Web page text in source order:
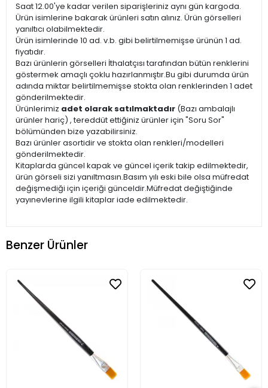
Saat 12.00'ye kadar verilen siparişleriniz aynı gün kargoda.
Ürün isimlerine bakarak ürünleri satın alınız. Ürün görselleri
yanıltıcı olabilmektedir.
Ürün isimlerinde 10 ad. v.b. gibi belirtilmemişse ürünün 1 ad.
fiyatıdır.
Bazı ürünlerin görselleri İthalatçısı tarafından bütün renklerini
göstermek amaçlı çoklu hazırlanmıştır.Bu gibi durumda ürün
adında miktar belirtilmemişse stokta olan renklerinden 1 adet
gönderilmektedir.
Ürünlerimiz adet olarak satılmaktadır (Bazı ambalajlı
ürünler hariç) , tereddüt ettiğiniz ürünler için "Soru Sor"
bölümünden bize yazabilirsiniz.
Bazı ürünler asortidir ve stokta olan renkleri/modelleri
gönderilmektedir.
Kitaplarda güncel kapak ve güncel içerik takip edilmektedir,
ürün görseli sizi yanıltmasın.Basım yılı eski bile olsa müfredat
değişmediği için içeriği günceldir.Müfredat değiştiğinde
yayınevlerine ilgili kitaplar iade edilmektedir.
Benzer Ürünler